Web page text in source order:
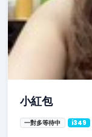
小紅包
一對多等待中 i349